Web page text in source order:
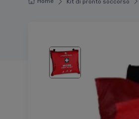
Kit di pronto soccorso